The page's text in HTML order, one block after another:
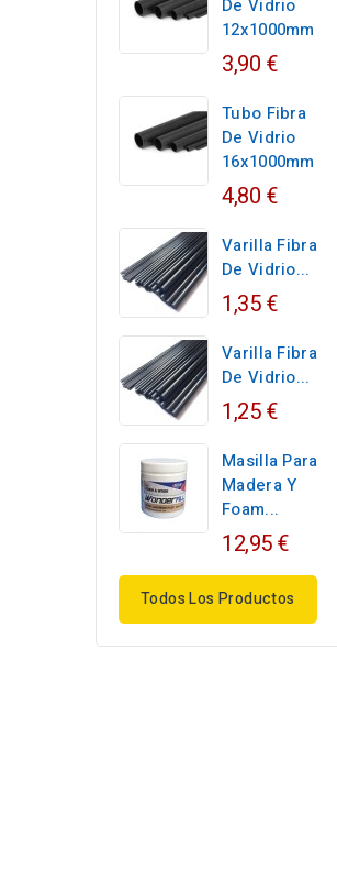
De Vidrio
12x1000mm
3,90 €
Tubo Fibra
De Vidrio
16x1000mm
4,80 €
Varilla Fibra
De Vidrio...
1,35 €
Varilla Fibra
De Vidrio...
1,25 €
Masilla Para
Madera Y
Foam...
12,95 €
Todos Los Productos